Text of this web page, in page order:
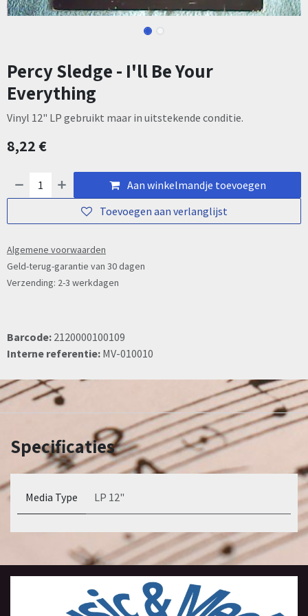
Percy Sledge - I'll Be Your
Everything
Vinyl 12" LP gebruikt maar in uitstekende conditie.
8,22€
Aan winkelmandje toevoegen
Toevoegen aan verlanglijst
Algemene voorwaarden
Geld-terug-garantie van 30 dagen
Verzending: 2-3 werkdagen
Barcode: 2120000100109
Interne referentie: MV-010010
Specificaties
Media Type LP 12"